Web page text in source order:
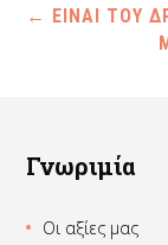
← ΕΙΝΑΙ ΤΟΥ
Γνωριμία
Οι αξίες μας